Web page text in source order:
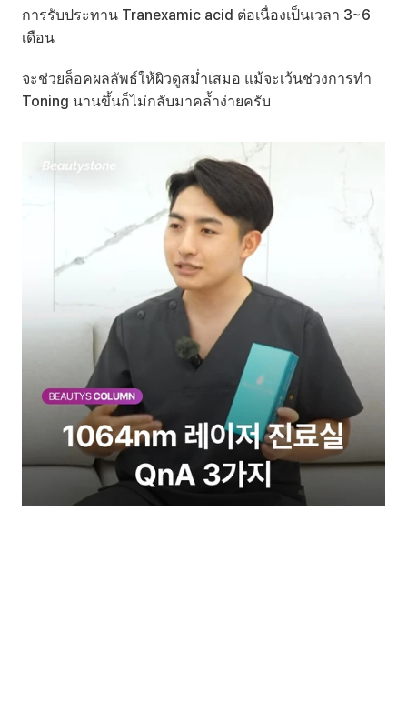
การรับประทาน Tranexamic acid ต่อเนื่องเป็นเวลา 3~6
เดือน
จะช่วยล็อคผลลัพธ์ให้ผิวดูสม่ำเสมอ แม้จะเว้นช่วงการทำ
Toning นานขึ้นก็ไม่กลับมาคล้ำง่ายครับ